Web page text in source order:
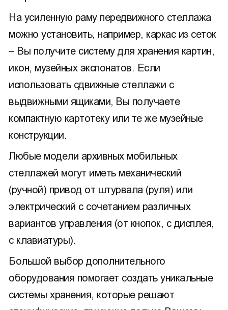
На усиленную раму передвижного стеллажа
можно установить, например, каркас из сеток
– Вы получите систему для хранения картин,
икон, музейных экспонатов. Если
использовать сдвижные стеллажи с
выдвижными ящиками, Вы получаете
компактную картотеку или те же музейные
конструкции.
Любые модели архивных мобильных
стеллажей могут иметь механический
(ручной) привод от штурвала (руля) или
электрический с сочетанием различных
вариантов управления (от кнопок, с дисплея,
с клавиатуры).
Большой выбор дополнительного
оборудования помогает создать уникальные
системы хранения, которые решают